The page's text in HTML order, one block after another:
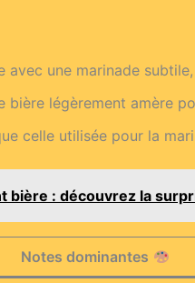
avec une marinade
légèrement amère
celle utilisée pour la
bière : découvrez la
Notes dominantes